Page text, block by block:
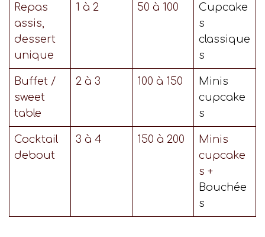
Repas
assis,
dessert
unique
1 à 2 50 à 100
Cupcake
s
classique
s
Buffet /
sweet
table
2 à 3 100 à 150
Minis
cupcake
s
Cocktail
debout
3 à 4 150 à 200
Minis
cupcake
s +
Bouchée
s